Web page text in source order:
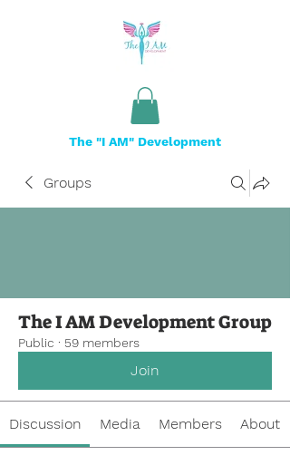
The "I AM" Development
Groups
The I AM Development Group
Public · 59 members
Join
Discussion Media Members About